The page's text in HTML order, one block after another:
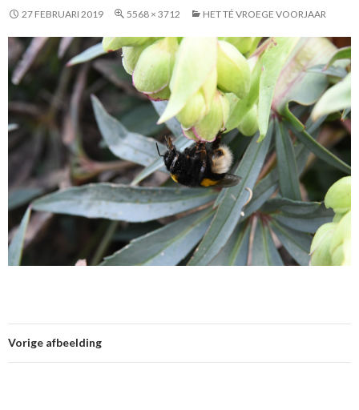
27 FEBRUARI 2019 5568 × 3712 HET TÉ VROEGE VOORJAAR
Vorige afbeelding